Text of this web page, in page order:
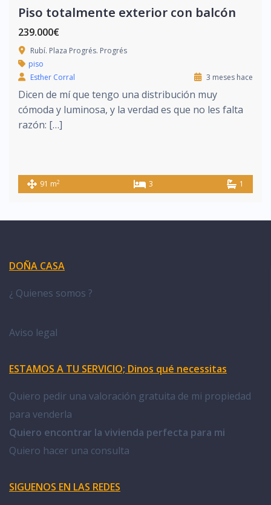
Piso totalmente exterior con balcón
239.000€
Rubí. Plaza Progrés. Progrés
piso
Esther Corral
3 meses hace
Dicen de mí que tengo una distribución muy
cómoda y luminosa, y la verdad es que no les falta
razón: […]
91 m2 3 1
DOÑA CASA
¿ Quienes somos ?
Aviso legal
ESTAMOS A TU SERVICIO; Dinos qué necessitas
Quiero pedir una valoración gratuita de mi propiedad
para venderla
Quiero encontrar la vivienda perfecta para mi
Quiero hacer una consulta
SIGUENOS EN LAS REDES